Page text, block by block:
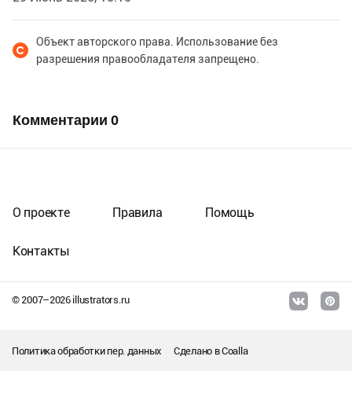
Объект авторского права. Использование без
разрешения правообладателя запрещено.
Комментарии 0
© 2007–2026illustrators.ru
О проекте Правила Помощь
Контакты
Политика обработки пер. данных Сделано вCoalla